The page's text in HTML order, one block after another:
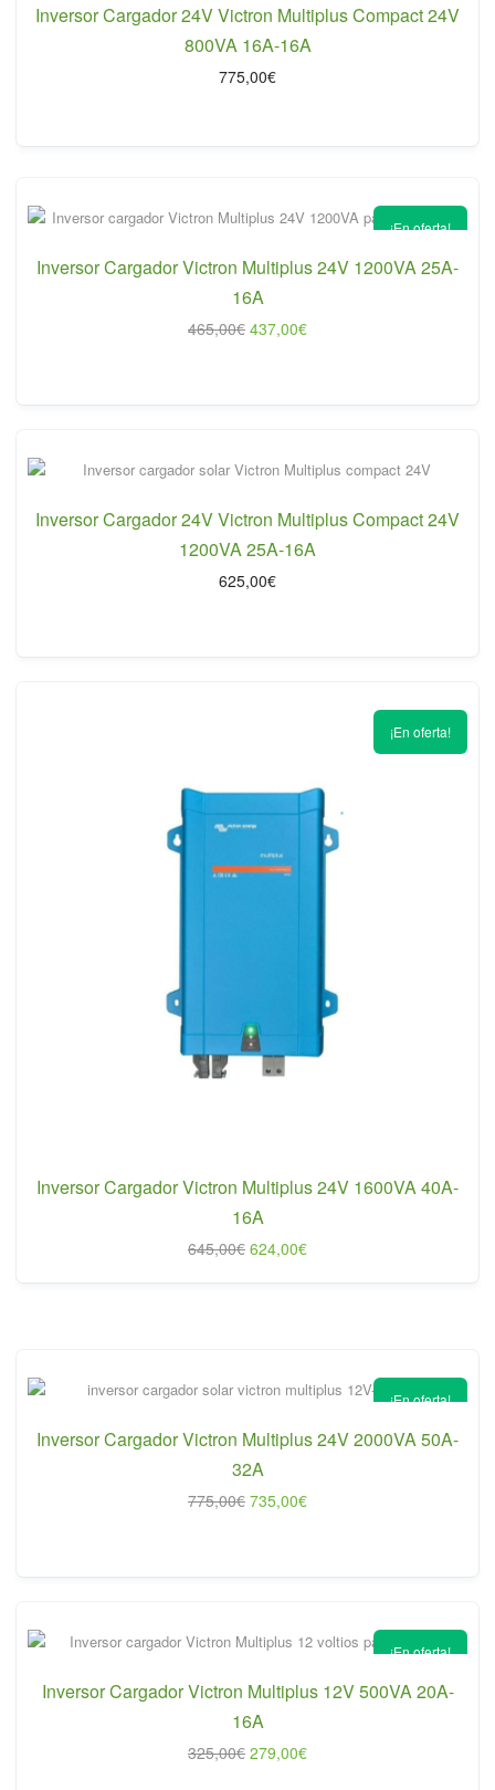
Inversor Cargador 24V Victron Multiplus Compact 24V
800VA 16A-16A
775,00€
¡En oferta!
Inversor Cargador Victron Multiplus 24V 1200VA 25A-
16A
465,00€ El
437,00€El
Inversor Cargador 24V Victron Multiplus Compact 24V
1200VA 25A-16A
625,00€
¡En oferta!
Inversor Cargador Victron Multiplus 24V 1600VA 40A-
16A
645,00€ El
original
624,00€El
actual
¡En oferta!
Inversor Cargador Victron Multiplus 24V 2000VA 50A-
32A
775,00€ El
735,00€El
¡En oferta!
Inversor Cargador Victron Multiplus 12V 500VA 20A-
16A
325,00€ El
279,00€El